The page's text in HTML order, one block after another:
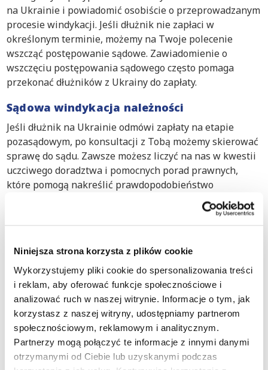
Niniejsza strona korzysta z plików cookie
Wykorzystujemy pliki cookie do spersonalizowania treści
i reklam, aby oferować funkcje społecznościowe i
analizować ruch w naszej witrynie. Informacje o tym, jak
korzystasz z naszej witryny, udostępniamy partnerom
społecznościowym, reklamowym i analitycznym.
Partnerzy mogą połączyć te informacje z innymi danymi
otrzymanymi od Ciebie lub uzyskanymi podczas
na Ukrainie i powiadomić osobiście o przeprowadzanym
procesie windykacji. Jeśli dłużnik nie zapłaci w
określonym terminie, możemy na Twoje polecenie
wszcząć postępowanie sądowe. Zawiadomienie o
wszczęciu postępowania sądowego często pomaga
przekonać dłużników z Ukrainy do zapłaty.
Sądowa windykacja należności
Jeśli dłużnik na Ukrainie odmówi zapłaty na etapie
pozasądowym, po konsultacji z Tobą możemy skierować
sprawę do sądu. Zawsze możesz liczyć na nas w kwestii
uczciwego doradztwa i pomocnych porad prawnych,
które pomogą nakreślić prawdopodobieństwo
odzyskania Twoich należności. Poinformujemy Cię
również z wyprzedzeniem o potencjalnych kosztach
Europejskie procedury windykacyjne:
W przypadku bezspornego roszczenia między dwiema
stronami mającymi siedziby w państwach
członkowskich Unii Europejskiej (z wyjątkiem Danii)
możliwe jest wszczęcie Europejskiego Nakazu
Zapłaty. Prawnik przypisany do Twojej sprawy może
ocenić, czy tego rodzaju procedura jest odpowiednia